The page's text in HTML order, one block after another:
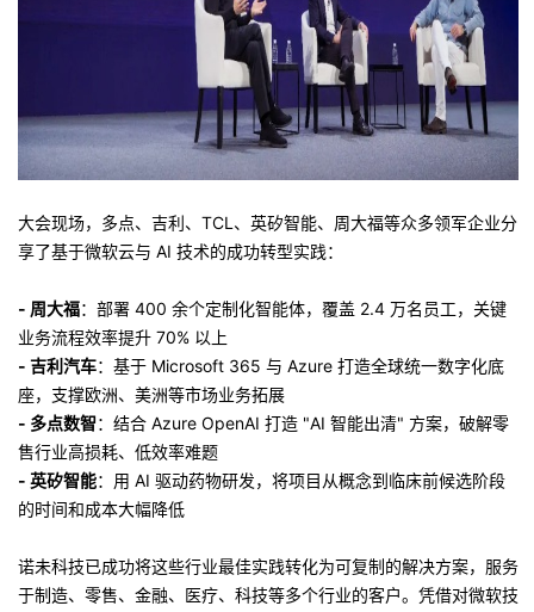
大会现场，多点、吉利、TCL、英矽智能、周大福等众多领军企业分
享了基于微软云与 AI 技术的成功转型实践：
- 周大福：部署 400 余个定制化智能体，覆盖 2.4 万名员工，关键
业务流程效率提升 70% 以上
- 吉利汽车：基于 Microsoft 365 与 Azure 打造全球统一数字化底
座，支撑欧洲、美洲等市场业务拓展
- 多点数智：结合 Azure OpenAI 打造 "AI 智能出清" 方案，破解零
售行业高损耗、低效率难题
- 英矽智能：用 AI 驱动药物研发，将项目从概念到临床前候选阶段
的时间和成本大幅降低
诺未科技已成功将这些行业最佳实践转化为可复制的解决方案，服务
于制造、零售、金融、医疗、科技等多个行业的客户。凭借对微软技